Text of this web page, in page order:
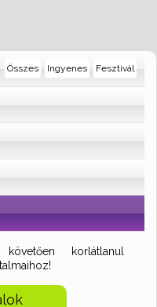
Fesztivál
Ingyenes
Összes
korlátlanul